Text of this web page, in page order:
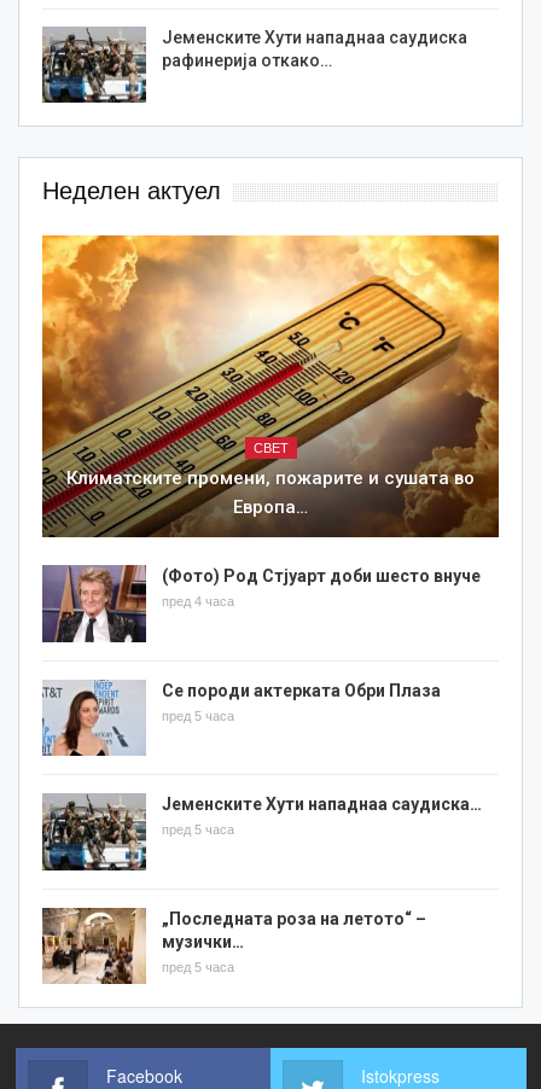
Јеменските Хути нападнаа саудиска
рафинерија откако…
Неделен актуел
СВЕТ
Климатските промени, пожарите и сушата во
Европа…
(Фото) Род Стјуарт доби шесто внуче
пред 4 часа
Се породи актерката Обри Плаза
пред 5 часа
Јеменските Хути нападнаа саудиска…
пред 5 часа
„Последната роза на летото“ –
музички…
пред 5 часа
Facebook Istokpress